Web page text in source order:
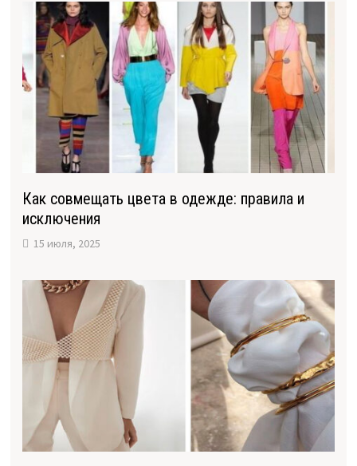
Как совмещать цвета в одежде: правила и
исключения
15 июля, 2025